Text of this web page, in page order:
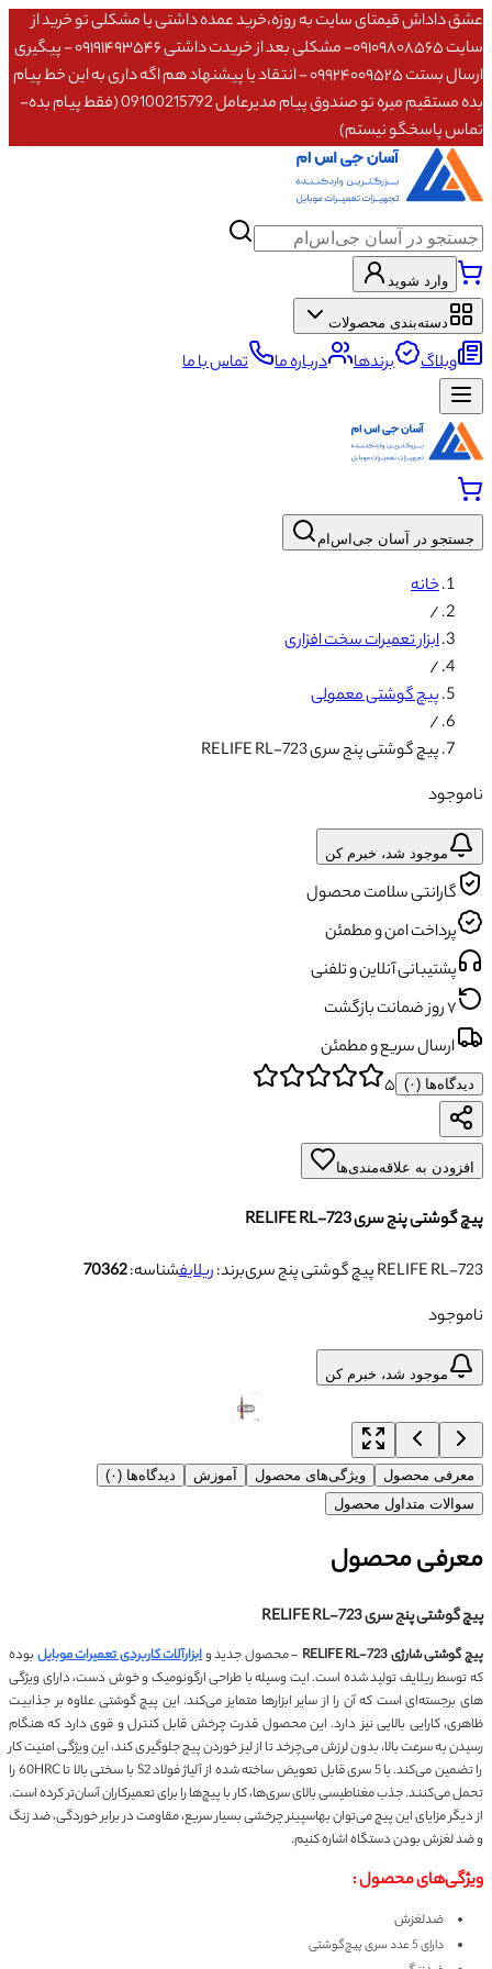
عشق داداش قیمتای سایت به روزه،خرید عمده داشتی یا مشکلی تو خرید از
سایت ۰۹۱۰۹۸۰۸۵۶۵- مشکلی بعد از خریدت داشتی ۰۹۱۹۱۴۹۳۵۴۶ - پیگیری
ارسال بستت ۰۹۹۲۴۰۰۹۵۲۵ - انتقاد یا پیشنهاد هم اگه داری به این خط پیام
بده مستقیم میره تو صندوق پیام مدیرعامل 09100215792 (فقط پیام بده-
تماس پاسخگو نیستم)
وارد شوید
دسته‌بندی محصولات
وبلاگ برندها درباره ما تماس با ما
جستجو در آسان جی‌اس‌ام
خانه
/
ابزار تعمیرات سخت افزاری
/
پیچ گوشتی معمولی
/
پیچ گوشتی پنج سری RELIFE RL-723
ناموجود
موجود شد، خبرم کن
گارانتی سلامت محصول
پرداخت امن و مطمئن
پشتیبانی آنلاین و تلفنی
۷ روز ضمانت بازگشت
ارسال سریع و مطمئن
دیدگاه‌ها (۰) ۵
افزودن به علاقه‌مندی‌ها
پیچ گوشتی پنج سری RELIFE RL-723
پیچ گوشتی پنج سری RELIFE RL-723
برند:ریلایفشناسه:70362
ناموجود
موجود شد، خبرم کن
معرفی محصول ویژگی‌های محصول آموزش
دیدگاه‌ها (۰)
سوالات متداول محصول
معرفی محصول
پیچ گوشتی پنج سری RELIFE RL-723
پیچ گوشتی شارژی RELIFE RL-723 - محصول جدید وابزارآلات کاربردی تعمیرات موبایلبوده
که توسط ریلایف تولید شده است. ایت وسیله با طراحی ارگونومیک و خوش دست، دارای ویژگی
های برجسته‌ای است که آن را از سایر ابزارها متمایز می‌کند. این پیچ گوشتی علاوه بر جذابیت
ظاهری، کارایی بالایی نیز دارد. این محصول قدرت چرخش قابل کنترل و قوی دارد که هنگام
رسیدن به سرعت بالا، بدون لرزش می‌چرخد تا از لیز خوردن پیچ جلوگیری کند، این ویژگی امنیت کار
را تضمین می‌کند. با 5 سری قابل تعویض ساخته شده از آلیاژ فولاد S2 با سختی بالا تا 60HRC را
تحمل می‌کنند. جذب مغناطیسی بالای سری‌ها، کار با پیچ‌ها را برای تعمیرکاران آسان‌تر کرده است.
از دیگر مزایای این پیچ می‌توان بهاسپینر چرخشی بسیار سریع، مقاومت در برابر خوردگی، ضد زنگ
و ضد لغزش بودن دستگاه اشاره کنیم.
ویژگی‌های محصول :
ضدلغزش
دارای 5 عدد سری پیچ‌گوشتی